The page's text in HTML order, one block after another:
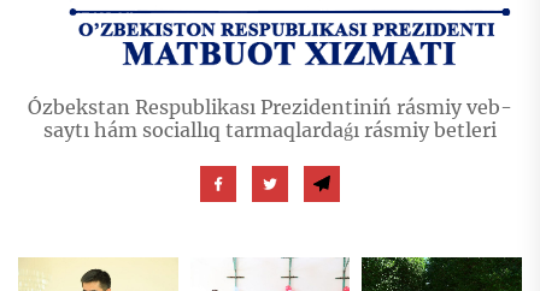
Ózbekstan Respublikası Prezidentiniń rásmiy veb-
saytı hám sociallıq tarmaqlardaǵı rásmiy betleri